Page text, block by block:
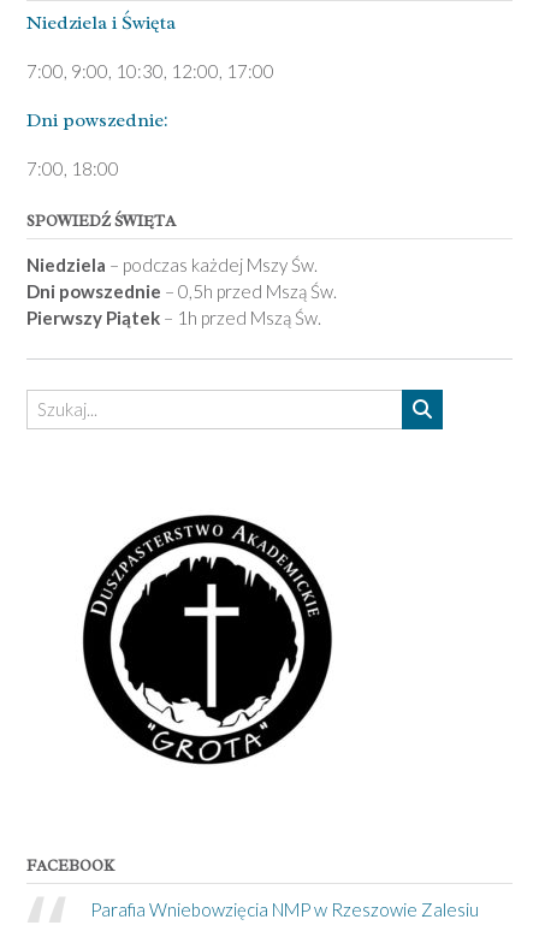
Niedziela ­i Święta
7:00, 9:00, 10:30, 12:00, 17:00
Dni pows­zednie:
7­:00, 18:00­
SPOWIEDŹ ŚWIĘTA
Niedziela – podczas każdej Mszy Św.
Dni powszednie – 0,5h przed Mszą Św.
Pierwszy Piątek – 1h przed Mszą Św.
FACEBOOK
Parafia Wniebowzięcia NMP w Rzeszowie Zalesiu